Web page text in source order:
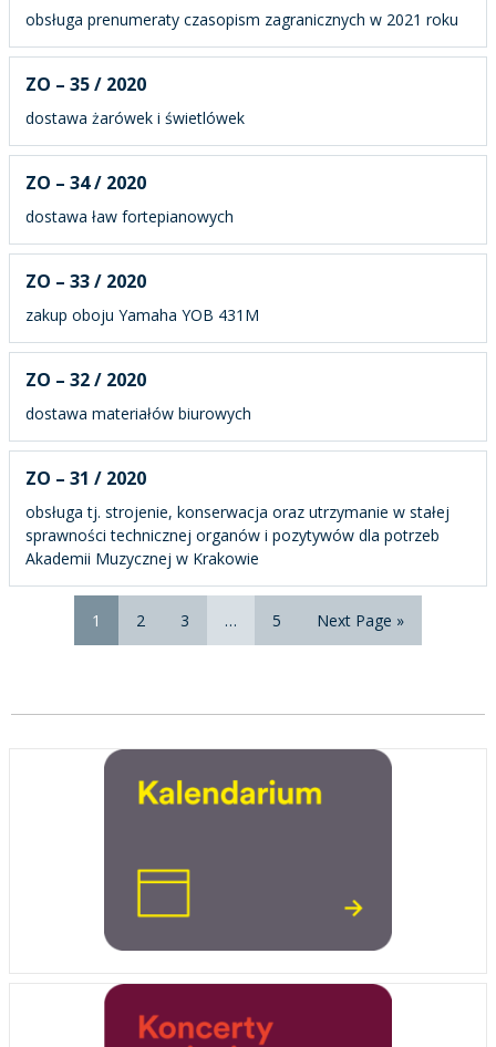
obsługa prenumeraty czasopism zagranicznych w 2021 roku
ZO – 35 / 2020
dostawa żarówek i świetlówek
ZO – 34 / 2020
dostawa ław fortepianowych
ZO – 33 / 2020
zakup oboju Yamaha YOB 431M
ZO – 32 / 2020
dostawa materiałów biurowych
ZO – 31 / 2020
obsługa tj. strojenie, konserwacja oraz utrzymanie w stałej
sprawności technicznej organów i pozytywów dla potrzeb
Akademii Muzycznej w Krakowie
1 2 3 … 5 Next Page »